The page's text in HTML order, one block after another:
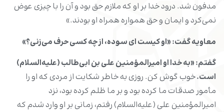
مدفون شد. درود خدا بر او که ملازم حق بود و آن را با چیزی عوض
نمی‌کرد و ایمان و حق همواره همراه او بودند.»
معاویه گفت: «او کیست ای سوده، از چه کسی حرف می‌زنی؟»
گفتم: «به خدا او امیرالمؤمنین علی بن ابی‌طالب (علیه‌السلام)
است.خوب گوش کن. روزی به خاطر شکایت از مردی که او را
مأمور صدقات ما کرده بود و بر ما ظلم کرده بود، نزد
امیرالمؤمنین علی (علیه‌السلام) رفتم، زمانی بر او وارد شدم که